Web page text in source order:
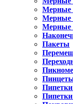
Мерные
Мерные
Мерные
Пакеты
Пипетки
Пипетки